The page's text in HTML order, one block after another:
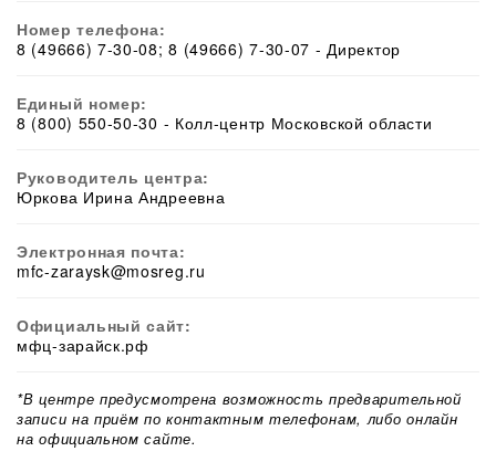
Номер телефона:
8 (49666) 7-30-08; 8 (49666) 7-30-07 - Директор
Единый номер:
8 (800) 550-50-30 - Колл-центр Московской области
Руководитель центра:
Юркова Ирина Андреевна
Электронная почта:
mfc-zaraysk@mosreg.ru
Официальный сайт:
мфц-зарайск.рф
*В центре предусмотрена возможность предварительной
записи на приём по контактным телефонам, либо онлайн
на официальном сайте.